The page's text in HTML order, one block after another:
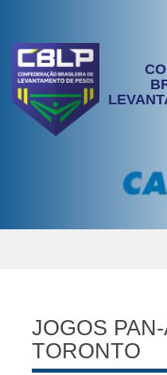
JOGOS
TORONTO